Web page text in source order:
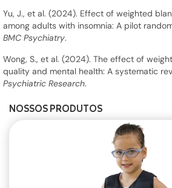
Yu, J., et al. (2024). Effect of weighted
among adults with insomnia: A pilot
BMC Psychiatry.
Wong, S., et al. (2024). The effect of
quality and mental health: A systematic
Psychiatric Research.
NOSSOS PRODUTOS